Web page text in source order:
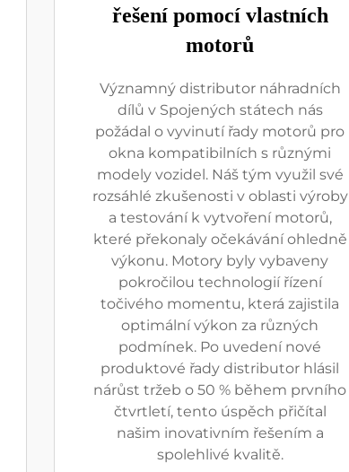
řešení pomocí vlastních
motorů
Významný distributor náhradních
dílů v Spojených státech nás
požádal o vyvinutí řady motorů pro
okna kompatibilních s různými
modely vozidel. Náš tým využil své
rozsáhlé zkušenosti v oblasti výroby
a testování k vytvoření motorů,
které překonaly očekávání ohledně
výkonu. Motory byly vybaveny
pokročilou technologií řízení
točivého momentu, která zajistila
optimální výkon za různých
podmínek. Po uvedení nové
produktové řady distributor hlásil
nárůst tržeb o 50 % během prvního
čtvrtletí, tento úspěch přičítal
našim inovativním řešením a
spolehlivé kvalitě.